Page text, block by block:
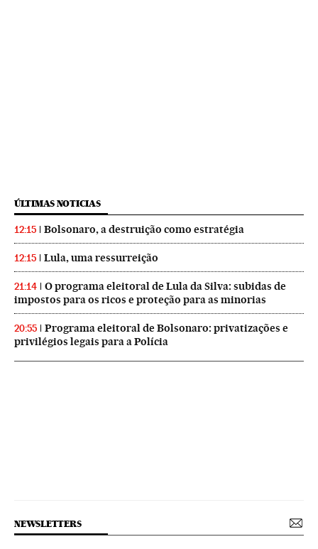
ÚLTIMAS NOTICIAS
12:15 Bolsonaro, a destruição como estratégia
12:15 Lula, uma ressurreição
21:14
O programa eleitoral de Lula da Silva: subidas de
impostos para os ricos e proteção para as minorias
20:55
Programa eleitoral de Bolsonaro: privatizações e
privilégios legais para a Polícia
NEWSLETTERS